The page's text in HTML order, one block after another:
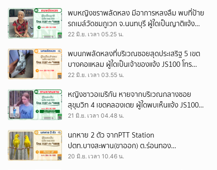
พบหญิงชราพลัดหลง มีอาการหลงลืม พบที่ป้าย
รถเมล์วัดชมภูเวก จ.นนทบุรี ผู้ใดเป็นญาติแจ้ง
JS100 โทร *1808 หรือ 1137
22 มิ.ย. เวลา 05.25 น.
พบนกพลัดหลงที่บริเวณซอยสุดประเสริฐ 5 เขต
บางคอแหลม ผู้ใดเป็นเจ้าของแจ้ง JS100 โทร
*1808 หรือ 1137
22 มิ.ย. เวลา 03.55 น.
หญิงชาวอเมริกัน หายจากบริเวณกลางซอย
สุขุมวิท 4 เขตคลองเตย ผู้ใดพบเห็นแจ้ง JS100
โทร *1808 หรือ 1137
21 มิ.ย. เวลา 04.48 น.
นกหาย 2 ตัว จากPTT Station
ปตท.บางสะพาน(ขาออก) ต.ร่อนทอง
อ.บางสะพาน จ.ประจวบคีรีขันธ์ ผู้ใดพบเห็นแจ้ง
20 มิ.ย. เวลา 10.46 น.